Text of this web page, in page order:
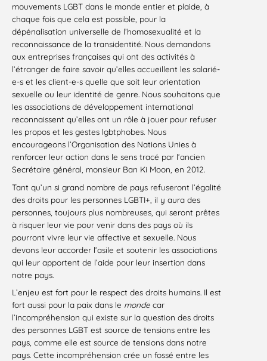
mouvements LGBT dans le monde entier et plaide, à
chaque fois que cela est possible, pour la
dépénalisation universelle de l’homosexualité et la
reconnaissance de la transidentité. Nous demandons
aux entreprises françaises qui ont des activités à
l’étranger de faire savoir qu’elles accueillent les salarié-
e-s et les client-e-s quelle que soit leur orientation
sexuelle ou leur identité de genre. Nous souhaitons que
les associations de développement international
reconnaissent qu’elles ont un rôle à jouer pour refuser
les propos et les gestes lgbtphobes. Nous
encourageons l’Organisation des Nations Unies à
renforcer leur action dans le sens tracé par l’ancien
Secrétaire général, monsieur Ban Ki Moon, en 2012.
Tant qu’un si grand nombre de pays refuseront l’égalité
des droits pour les personnes LGBTI+, il y aura des
personnes, toujours plus nombreuses, qui seront prêtes
à risquer leur vie pour venir dans des pays où ils
pourront vivre leur vie affective et sexuelle. Nous
devons leur accorder l’asile et soutenir les associations
qui leur apportent de l’aide pour leur insertion dans
notre pays.
L’enjeu est fort pour le respect des droits humains. Il est
fort aussi pour la paix dans le monde car
l’incompréhension qui existe sur la question des droits
des personnes LGBT est source de tensions entre les
pays, comme elle est source de tensions dans notre
pays. Cette incompréhension crée un fossé entre les